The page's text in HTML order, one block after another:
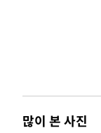
많이 본 사진